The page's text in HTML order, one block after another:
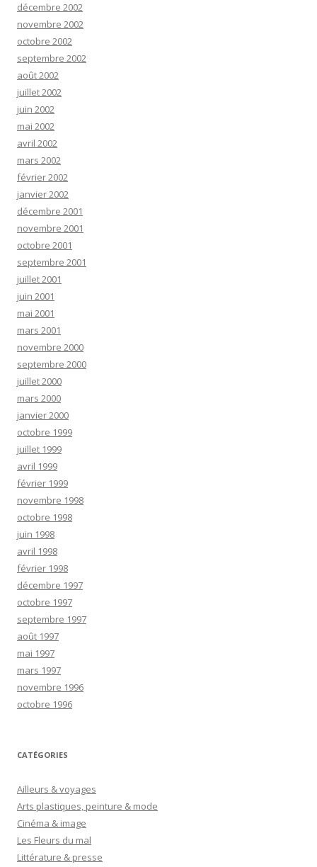
décembre 2002
novembre 2002
octobre 2002
septembre 2002
août 2002
juillet 2002
juin 2002
mai 2002
avril 2002
mars 2002
février 2002
janvier 2002
décembre 2001
novembre 2001
octobre 2001
septembre 2001
juillet 2001
juin 2001
mai 2001
mars 2001
novembre 2000
septembre 2000
juillet 2000
mars 2000
janvier 2000
octobre 1999
juillet 1999
avril 1999
février 1999
novembre 1998
octobre 1998
juin 1998
avril 1998
février 1998
décembre 1997
octobre 1997
septembre 1997
août 1997
mai 1997
mars 1997
novembre 1996
octobre 1996
CATÉGORIES
Ailleurs & voyages
Arts plastiques, peinture & mode
Cinéma & image
Les Fleurs du mal
Littérature & presse